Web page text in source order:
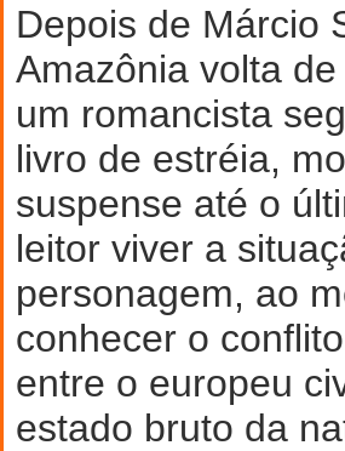
Depois de Márcio
Amazônia volta
um romancista
livro de estréia,
suspense até o
leitor viver a
personagem, ao
conhecer o
entre o europeu
estado bruto da